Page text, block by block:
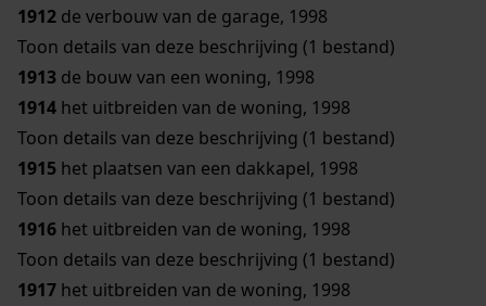
1912 de verbouw van de garage, 1998
Toon details van deze beschrijving (1 bestand)
1913 de bouw van een woning, 1998
1914 het uitbreiden van de woning, 1998
Toon details van deze beschrijving (1 bestand)
1915 het plaatsen van een dakkapel, 1998
Toon details van deze beschrijving (1 bestand)
1916 het uitbreiden van de woning, 1998
Toon details van deze beschrijving (1 bestand)
1917 het uitbreiden van de woning, 1998